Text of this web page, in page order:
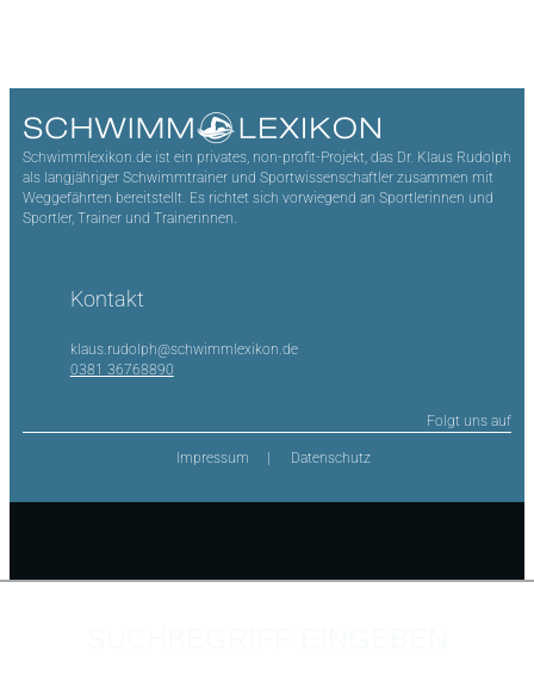
Schwimmlexikon.de ist ein privates, non-profit-Projekt, das Dr. Klaus Rudolph
als langjähriger Schwimmtrainer und Sportwissenschaftler zusammen mit
Weggefährten bereitstellt. Es richtet sich vorwiegend an Sportlerinnen und
Sportler, Trainer und Trainerinnen.
Kontakt
klaus.rudolph@schwimmlexikon.de
0381 36768890
Folgt uns auf
Impressum Datenschutz